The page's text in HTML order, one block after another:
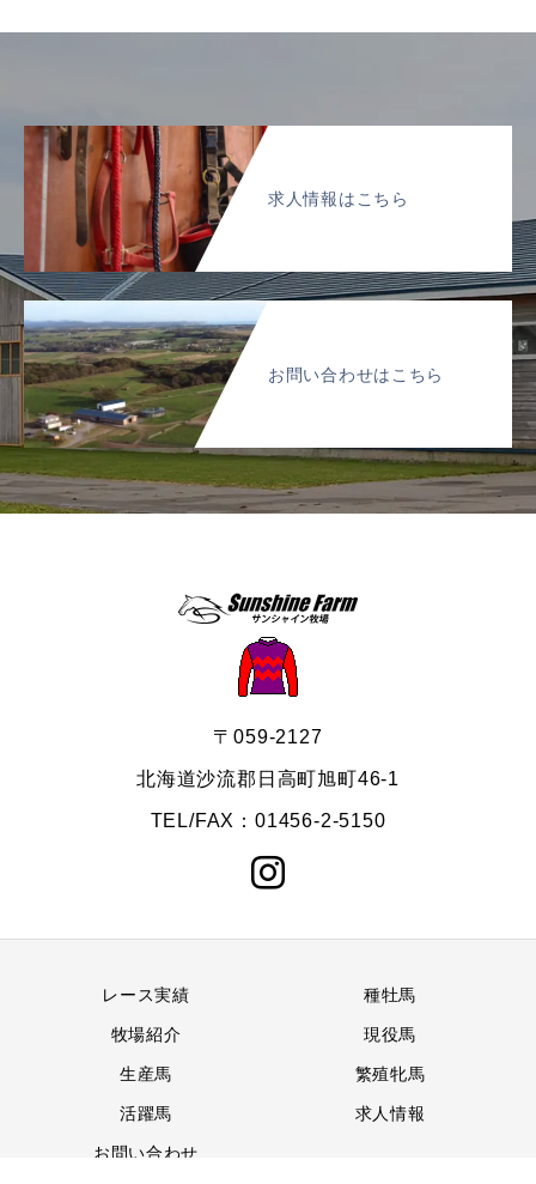
求人情報はこちら
お問い合わせはこちら
〒059-2127
北海道沙流郡日高町旭町46-1
TEL/FAX：01456-2-5150
レース実績 種牡馬
牧場紹介 現役馬
生産馬 繁殖牝馬
活躍馬 求人情報
お問い合わせ